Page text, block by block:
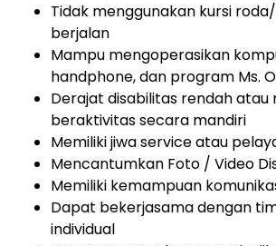
Tidak menggunakan kursi
berjalan
Mampu mengoperasikan
handphone, dan program Ms.
Derajat disabilitas rendah atau
beraktivitas secara mandiri
Memiliki jiwa service atau
Mencantumkan Foto / Video
Memiliki kemampuan
Dapat bekerjasama dengan
individual